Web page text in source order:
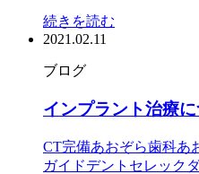
続きを読む
2021.02.11
ブログ
インプラント治療
CT完備あおぞら歯科あ
ガイドデント セレック